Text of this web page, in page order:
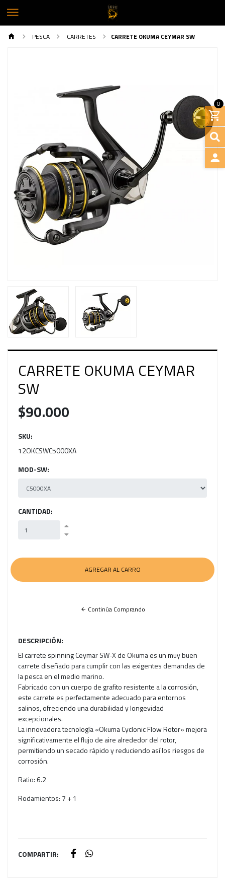
0
PESCA CARRETES CARRETE OKUMA CEYMAR SW
Previous Next
CARRETE OKUMA CEYMAR
SW
$90.000
SKU:
12OKCSWC5000XA
MOD-SW:
CANTIDAD:
Continúa Comprando
DESCRIPCIÓN:
El carrete spinning Ceymar SW-X de Okuma es un muy buen
carrete diseñado para cumplir con las exigentes demandas de
la pesca en el medio marino.
Fabricado con un cuerpo de grafito resistente a la corrosión,
este carrete es perfectamente adecuado para entornos
salinos, ofreciendo una durabilidad y longevidad
excepcionales.
La innovadora tecnología «Okuma Cyclonic Flow Rotor» mejora
significativamente el flujo de aire alrededor del rotor,
permitiendo un secado rápido y reduciendo así los riesgos de
corrosión.
Ratio: 6.2
Rodamientos: 7 + 1
COMPARTIR: